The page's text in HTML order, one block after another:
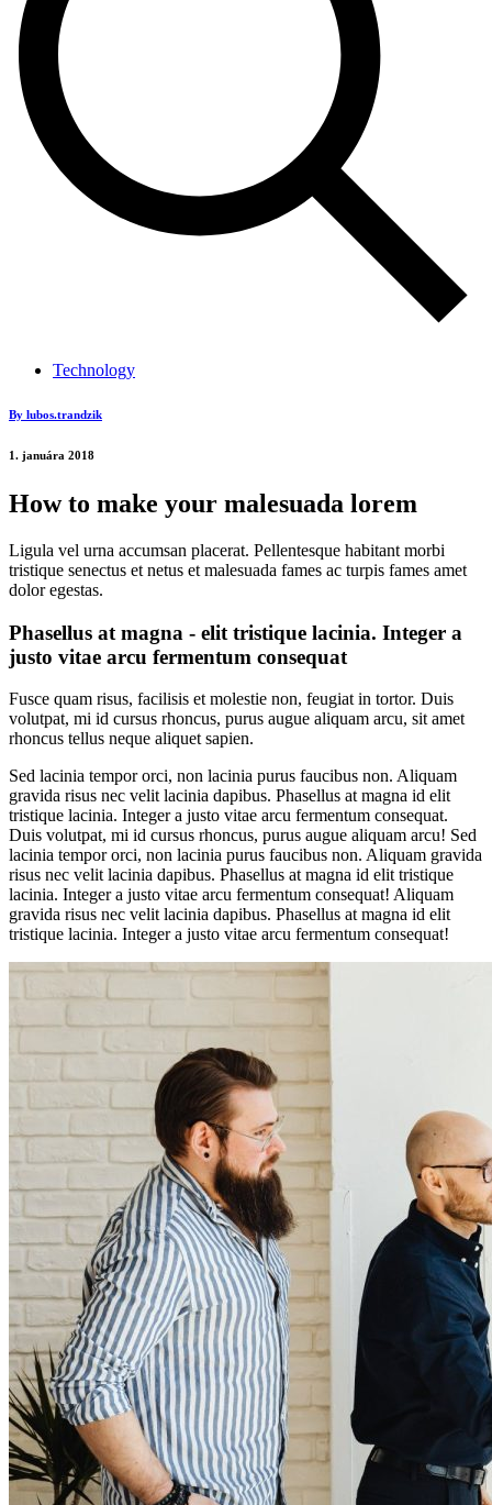
Technology
By lubos.trandzik
1. januára 2018
How to make your malesuada lorem
Ligula vel urna accumsan placerat. Pellentesque habitant morbi
tristique senectus et netus et malesuada fames ac turpis fames amet
dolor egestas.
Phasellus at magna - elit tristique lacinia. Integer a
justo vitae arcu fermentum consequat
Fusce quam risus, facilisis et molestie non, feugiat in tortor. Duis
volutpat, mi id cursus rhoncus, purus augue aliquam arcu, sit amet
rhoncus tellus neque aliquet sapien.
Sed lacinia tempor orci, non lacinia purus faucibus non. Aliquam
gravida risus nec velit lacinia dapibus. Phasellus at magna id elit
tristique lacinia. Integer a justo vitae arcu fermentum consequat.
Duis volutpat, mi id cursus rhoncus, purus augue aliquam arcu! Sed
lacinia tempor orci, non lacinia purus faucibus non. Aliquam gravida
risus nec velit lacinia dapibus. Phasellus at magna id elit tristique
lacinia. Integer a justo vitae arcu fermentum consequat! Aliquam
gravida risus nec velit lacinia dapibus. Phasellus at magna id elit
tristique lacinia. Integer a justo vitae arcu fermentum consequat!